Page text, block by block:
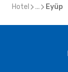
Hotel ... Eyüp